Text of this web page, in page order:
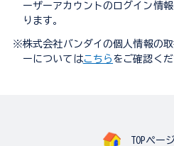
ーザーアカウントのログイン情
ります。
※株式会社バンダイの個人情報の
ーについてはこちら をご確認くだ
TOPペー